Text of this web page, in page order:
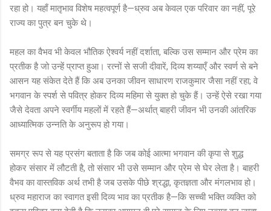
रहा हो। यहाँ मातृभाव विशेष महत्वपूर्ण है—ध्रुव अब केवल एक परिवार का नहीं, पूरे
राज्य का पुत्र बन चुके थे।
महल का वैभव भी केवल भौतिक ऐश्वर्य नहीं दर्शाता, बल्कि उस सम्मान और प्रेम का
प्रतीक है जो उन्हें प्राप्त हुआ। रत्नों से सजी दीवारें, दिव्य शय्याएँ और स्वर्ण से बने
आसन यह संकेत देते हैं कि अब उनका जीवन साधारण राजकुमार जैसा नहीं रहा; वे
भगवान के स्पर्श से पवित्र होकर दिव्य महिमा से युक्त हो चुके हैं। उन्हें ऐसे रखा गया
जैसे देवता अपने स्वर्गीय महलों में रहते हैं—अर्थात् बाहरी जीवन भी उनकी आंतरिक
आध्यात्मिक उन्नति के अनुरूप हो गया।
समग्र रूप से यह प्रसंग बताता है कि जब कोई आत्मा भगवान की कृपा से शुद्ध
होकर संसार में लौटती है, तो संसार भी उसे सम्मान और प्रेम से घेर लेता है। बाहरी
वैभव का वास्तविक अर्थ तभी है जब उसके पीछे श्रद्धा, कृतज्ञता और मंगलभाव हो।
ध्रुव महाराज का स्वागत इसी दिव्य भाव का प्रतीक है—कि सच्ची भक्ति व्यक्ति को